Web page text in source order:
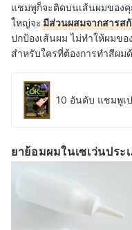
แชมพูก็จะติดบนเส้นผมของ
ใหญ่จะมีส่วนผสมจากสารส
ปกป้องเส้นผม ไม่ทำให้ผมข
สำหรับใครที่ต้องการทำสีผม
10 อันดับ แชมพูเ
ยาย้อมผมในเซเว่นปร